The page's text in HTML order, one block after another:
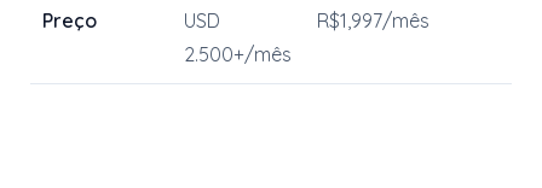
Preço
USD
2.500+/mês
R$1,997/mês